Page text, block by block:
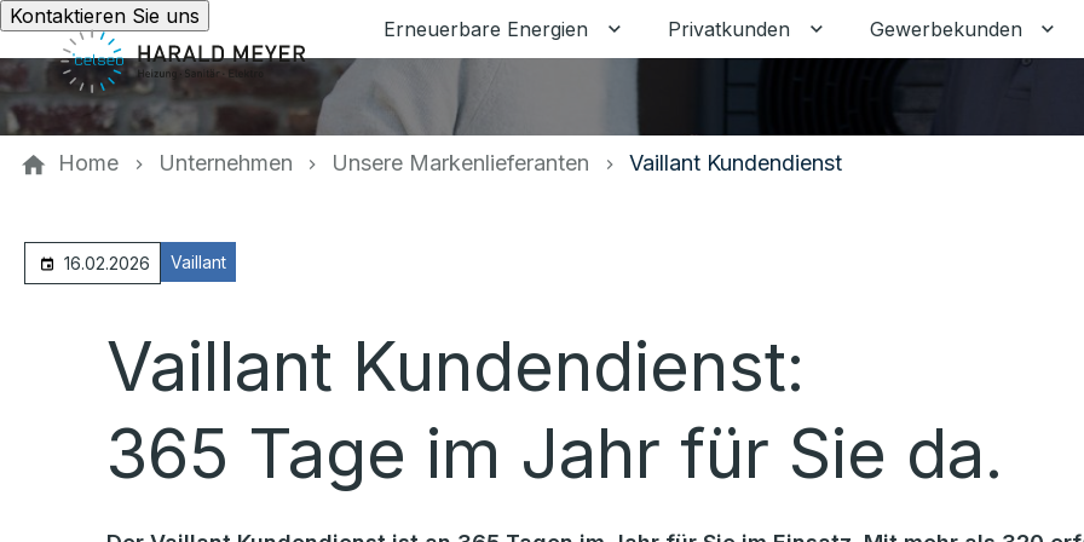
Kontaktieren Sie uns
Erneuerbare Energien Untermenü für Erneuerbare Energien umschalten
Privatkunden Untermenü für
Gewerbekunden
Home Unternehmen Unsere Markenlieferanten Vaillant Kundendienst
16.02.2026 Vaillant
Vaillant Kundendienst:
365 Tage im Jahr für Sie da.